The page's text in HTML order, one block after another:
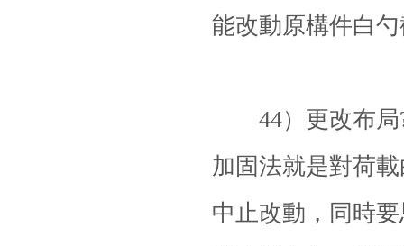
能改動原構件白
44）更改布局?
加固法就是對荷
中止改動，同時